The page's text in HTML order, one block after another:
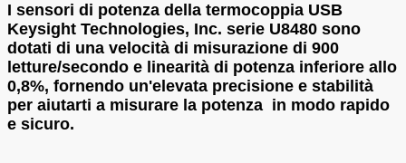
I sensori di potenza della termocoppia USB
Keysight Technologies, Inc. serie U8480 sono
dotati di una velocità di misurazione di 900
letture/secondo e linearità di potenza inferiore allo
0,8%, fornendo un'elevata precisione e stabilità
per aiutarti a misurare la potenza in modo rapido
e sicuro.